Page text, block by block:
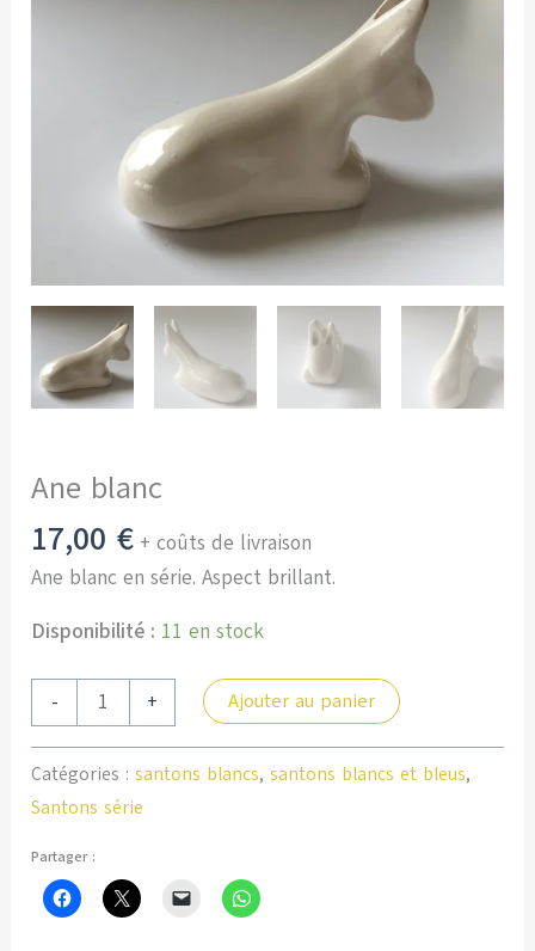
Ane blanc
17,00€ + coûts de livraison
Ane blanc en série. Aspect brillant.
Disponibilité : 11 en stock
-
quantité
de
Ane
blanc
+ Ajouter au panier
Catégories :santons blancs,santons blancs et bleus,
Santons série
Partager :